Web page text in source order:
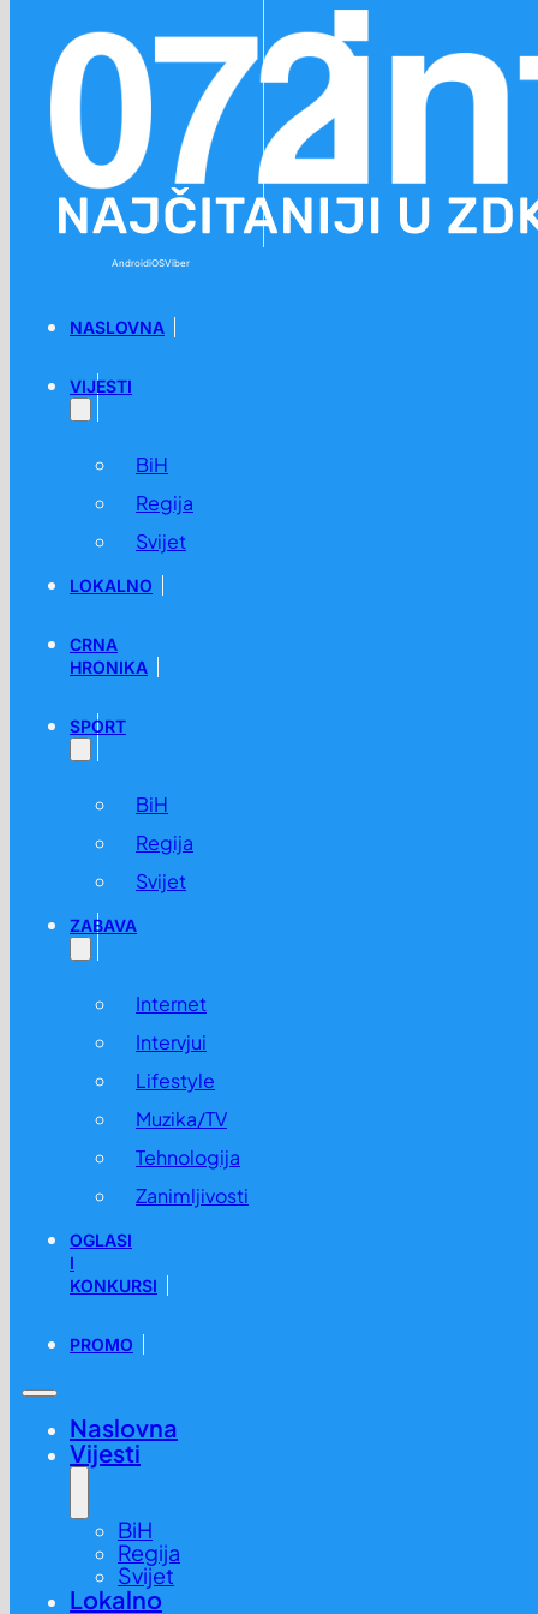
AndroidiOSViber
NASLOVNA
VIJESTI
BiH
Regija
Svijet
LOKALNO
CRNA
HRONIKA
SPORT
BiH
Regija
Svijet
ZABAVA
Internet
Intervjui
Lifestyle
Muzika/TV
Tehnologija
Zanimljivosti
OGLASI
I
KONKURSI
PROMO
Naslovna
Vijesti
BiH
Regija
Svijet
Lokalno